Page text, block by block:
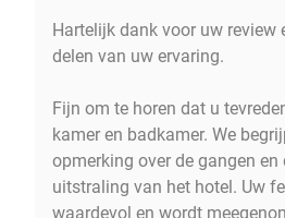
Hartelijk dank voor uw review
delen van uw ervaring.
Fijn om te horen dat u
kamer en badkamer. We
opmerking over de gangen en
uitstraling van het hotel. Uw
waardevol en wordt